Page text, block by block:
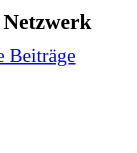
Beiträge